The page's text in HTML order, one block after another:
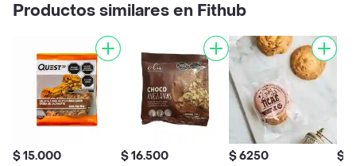
Productos similares en Fithub
$ 15.000 $ 16.500 $ 6250 $